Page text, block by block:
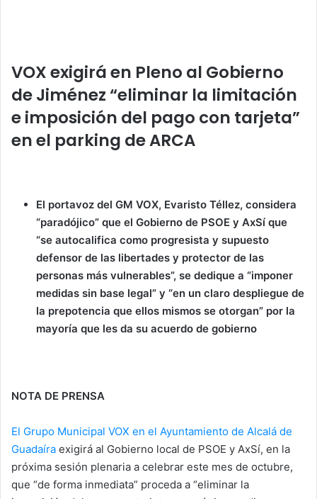
p
p
o
o
k
n
tir
VOX exigirá en Pleno al Gobierno
de Jiménez “eliminar la limitación
e imposición del pago con tarjeta”
en el parking de ARCA
El portavoz del GM VOX, Evaristo Téllez, considera
“paradójico” que el Gobierno de PSOE y AxSí que
“se autocalifica como progresista y supuesto
defensor de las libertades y protector de las
personas más vulnerables”, se dedique a “imponer
medidas sin base legal” y “en un claro despliegue de
la prepotencia que ellos mismos se otorgan” por la
mayoría que les da su acuerdo de gobierno
NOTA DE PRENSA
El Grupo Municipal VOX en el Ayuntamiento de Alcalá de
Guadaíra exigirá al Gobierno local de PSOE y AxSí, en la
próxima sesión plenaria a celebrar este mes de octubre,
que “de forma inmediata” proceda a “eliminar la